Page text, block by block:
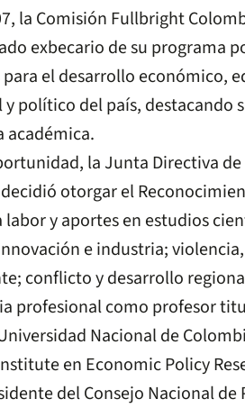
la Comisión Fullbright
exbecario de su programa
el desarrollo económico,
político del país, destacando
académica.
la Junta Directiva
otorgar el
labor y aportes en estudios
e industria;
conflicto y desarrollo
profesional como profesor
Nacional de
en Economic Policy
del Consejo Nacional